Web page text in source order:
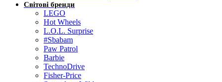
Світові бренди
LEGO
Hot Wheels
L.O.L. Surprise
#Sbabam
Paw Patrol
Barbie
TechnoDrive
Fisher-Price